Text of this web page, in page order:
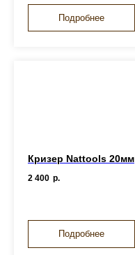
Подробнее
Кризер Nattools 20мм
2 400 р.
Подробнее